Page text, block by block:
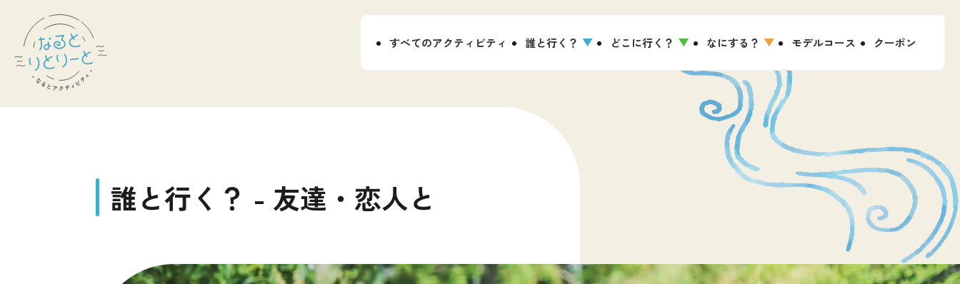
すべてのアクティビティ 誰と行く？ どこに行く？ なにする？ モデルコース クーポン
誰と行く ？ - 友達 ・ 恋人と